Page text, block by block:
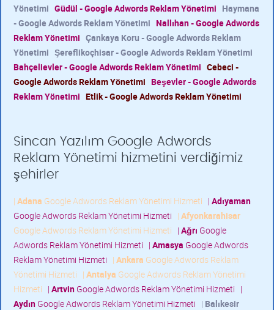
Yönetimi Güdül - Google Adwords Reklam Yönetimi Haymana
- Google Adwords Reklam Yönetimi Nallıhan - Google Adwords
Reklam Yönetimi Çankaya Koru - Google Adwords Reklam
Yönetimi Şereflikoçhisar - Google Adwords Reklam Yönetimi
Bahçelievler - Google Adwords Reklam Yönetimi Cebeci -
Google Adwords Reklam Yönetimi Beşevler - Google Adwords
Reklam Yönetimi Etlik - Google Adwords Reklam Yönetimi
Sincan Yazılım Google Adwords
Reklam Yönetimi hizmetini verdiğimiz
şehirler
| Adana Google Adwords Reklam Yönetimi Hizmeti | Adıyaman
Google Adwords Reklam Yönetimi Hizmeti | Afyonkarahisar
Google Adwords Reklam Yönetimi Hizmeti | Ağrı Google
Adwords Reklam Yönetimi Hizmeti | Amasya Google Adwords
Reklam Yönetimi Hizmeti | Ankara Google Adwords Reklam
Yönetimi Hizmeti | Antalya Google Adwords Reklam Yönetimi
Hizmeti | Artvin Google Adwords Reklam Yönetimi Hizmeti |
Aydın Google Adwords Reklam Yönetimi Hizmeti | Balıkesir